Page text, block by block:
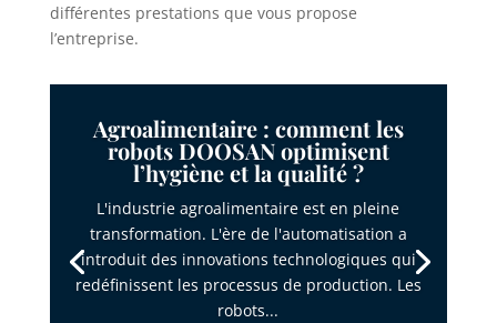
différentes prestations que vous propose
l’entreprise.
Agroalimentaire : comment les
robots DOOSAN optimisent
l’hygiène et la qualité ?
L'industrie agroalimentaire est en pleine
transformation. L'ère de l'automatisation a
introduit des innovations technologiques qui
redéfinissent les processus de production. Les
robots...